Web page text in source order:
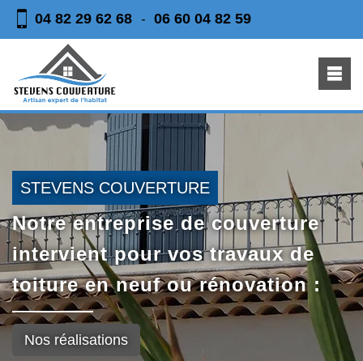
04 82 29 62 68 - 06 60 04 82 59
STEVENS COUVERTURE
Notre entreprise de couverture
intervient pour vos travaux de
toiture en neuf ou rénovation :
Nos réalisations